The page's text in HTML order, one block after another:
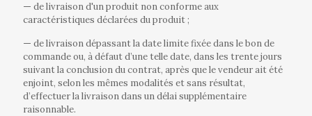
— de livraison d'un produit non conforme aux
caractéristiques déclarées du produit ;
— de livraison dépassant la date limite fixée dans le bon de
commande ou, à défaut d’une telle date, dans les trente jours
suivant la conclusion du contrat, après que le vendeur ait été
enjoint, selon les mêmes modalités et sans résultat,
d’effectuer la livraison dans un délai supplémentaire
raisonnable.